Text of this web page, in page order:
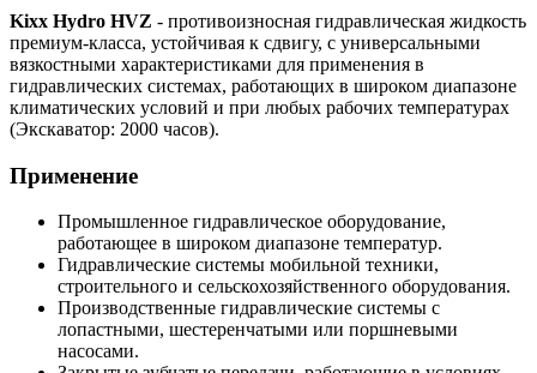
Kixx Hydro НVZ - противоизносная гидравлическая жидкость
премиум-класса, устойчивая к сдвигу, с универсальными
вязкостными характеристиками для применения в
гидравлических системах, работающих в широком диапазоне
климатических условий и при любых рабочих температурах
(Экскаватор: 2000 часов).
Применение
Промышленное гидравлическое оборудование,
работающее в широком диапазоне температур.
Гидравлические системы мобильной техники,
строительного и сельскохозяйственного оборудования.
Производственные гидравлические системы с
лопастными, шестеренчатыми или поршневыми
насосами.